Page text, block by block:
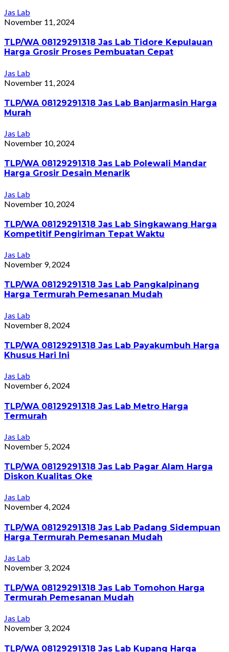
Jas Lab
November 11, 2024
TLP/WA 08129291318 Jas Lab Tidore Kepulauan
Harga Grosir Proses Pembuatan Cepat
Jas Lab
November 11, 2024
TLP/WA 08129291318 Jas Lab Banjarmasin Harga
Murah
Jas Lab
November 10, 2024
TLP/WA 08129291318 Jas Lab Polewali Mandar
Harga Grosir Desain Menarik
Jas Lab
November 10, 2024
TLP/WA 08129291318 Jas Lab Singkawang Harga
Kompetitif Pengiriman Tepat Waktu
Jas Lab
November 9, 2024
TLP/WA 08129291318 Jas Lab Pangkalpinang
Harga Termurah Pemesanan Mudah
Jas Lab
November 8, 2024
TLP/WA 08129291318 Jas Lab Payakumbuh Harga
Khusus Hari Ini
Jas Lab
November 6, 2024
TLP/WA 08129291318 Jas Lab Metro Harga
Termurah
Jas Lab
November 5, 2024
TLP/WA 08129291318 Jas Lab Pagar Alam Harga
Diskon Kualitas Oke
Jas Lab
November 4, 2024
TLP/WA 08129291318 Jas Lab Padang Sidempuan
Harga Termurah Pemesanan Mudah
Jas Lab
November 3, 2024
TLP/WA 08129291318 Jas Lab Tomohon Harga
Termurah Pemesanan Mudah
Jas Lab
November 3, 2024
TLP/WA 08129291318 Jas Lab Kupang Harga